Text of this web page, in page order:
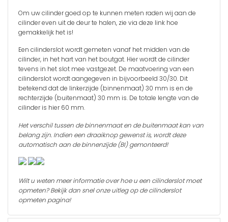
Om uw cilinder goed op te kunnen meten raden wij aan de
cilinder even uit de deur te halen, zie via deze link hoe
gemakkelijk het is!
Een cilinderslot wordt gemeten vanaf het midden van de
cilinder, in het hart van het boutgat. Hier wordt de cilinder
tevens in het slot mee vastgezet. De maatvoering van een
cilinderslot wordt aangegeven in bijvoorbeeld 30/30. Dit
betekend dat de linkerzijde (binnenmaat) 30 mm is en de
rechterzijde (buitenmaat) 30 mm is. De totale lengte van de
cilinder is hier 60 mm.
Het verschil tussen de binnenmaat en de buitenmaat kan van
belang zijn. Indien een draaiknop gewenst is, wordt deze
automatisch aan de binnenzijde (BI) gemonteerd!
Wilt u weten meer informatie over hoe u een cilinderslot moet
opmeten? Bekijk dan snel onze uitleg op decilinderslot
opmeten pagina!